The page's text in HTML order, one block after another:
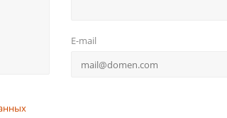
E-mail